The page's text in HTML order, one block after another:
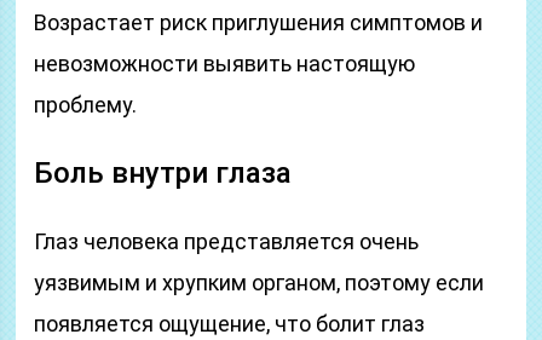
Возрастает риск приглушения симптомов и
невозможности выявить настоящую
проблему.
Боль внутри глаза
Глаз человека представляется очень
уязвимым и хрупким органом, поэтому если
появляется ощущение, что болит глаз